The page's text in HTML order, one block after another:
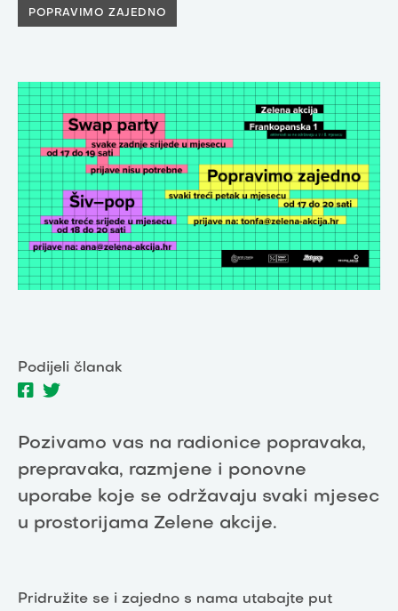
POPRAVIMO ZAJEDNO
Podijeli članak
Pozivamo vas na radionice popravaka,
prepravaka, razmjene i ponovne
uporabe koje se održavaju svaki mjesec
u prostorijama Zelene akcije.
Pridružite se i zajedno s nama utabajte put